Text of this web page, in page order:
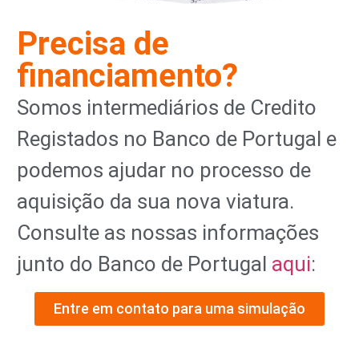
Precisa de
financiamento?
Somos intermediários de Credito
Registados no Banco de Portugal e
podemos ajudar no processo de
aquisição da sua nova viatura.
Consulte as nossas informações
junto do Banco de Portugal aqui:
Entre em contato para uma simulação